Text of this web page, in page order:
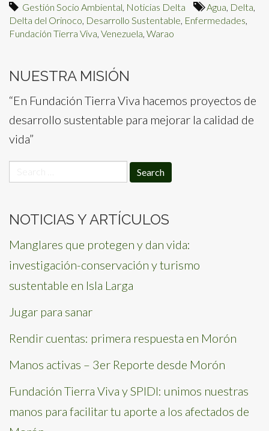
Gestión Socio Ambiental Noticias Delta Agua Delta
Delta del Orinoco Desarrollo Sustentable Enfermedades
Fundación Tierra Viva Venezuela Warao
NUESTRA MISIÓN
“En Fundación Tierra Viva hacemos proyectos de
desarrollo sustentable para mejorar la calidad de
vida”
for:
NOTICIAS Y ARTÍCULOS
Manglares que protegen y dan vida:
investigación-conservación y turismo
sustentable en Isla Larga
Jugar para sanar
Rendir cuentas: primera respuesta en Morón
Manos activas – 3er Reporte desde Morón
Fundación Tierra Viva y SPIDI: unimos nuestras
manos para facilitar tu aporte a los afectados de